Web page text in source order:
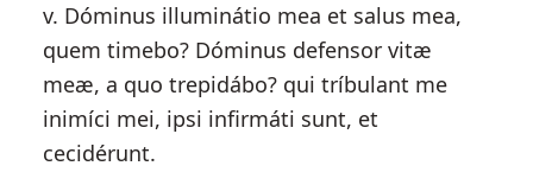
v. Dóminus illuminátio mea et salus mea,
quem timebo? Dóminus defensor vitæ
meæ, a quo trepidábo? qui tríbulant me
inimíci mei, ipsi infirmáti sunt, et
cecidérunt.